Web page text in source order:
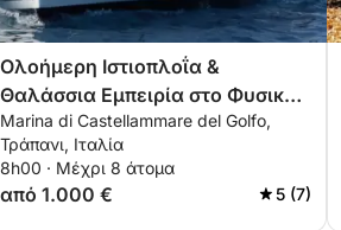
Ολοήμερη Ιστιοπλοΐα &
Θαλάσσια Εμπειρία στο Φυσικό
Καταφύγιο Zingaro
Marina di Castellammare del Golfo,
Τράπανι, Ιταλία
8h00 · Μέχρι 8 άτομα
από 1.000 € 5 (7)